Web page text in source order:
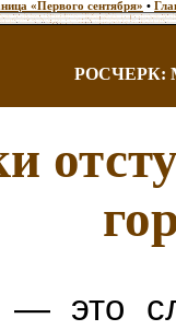
«Первого сентября» •
РОСЧЕРК:
— это